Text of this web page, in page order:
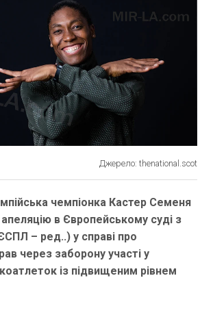
Джерело: thenational.scot
чемпіонка Кастер Семеня
в Європейському суді з
– ред..) у справі про
через заборону участі у
із підвищеним рівнем